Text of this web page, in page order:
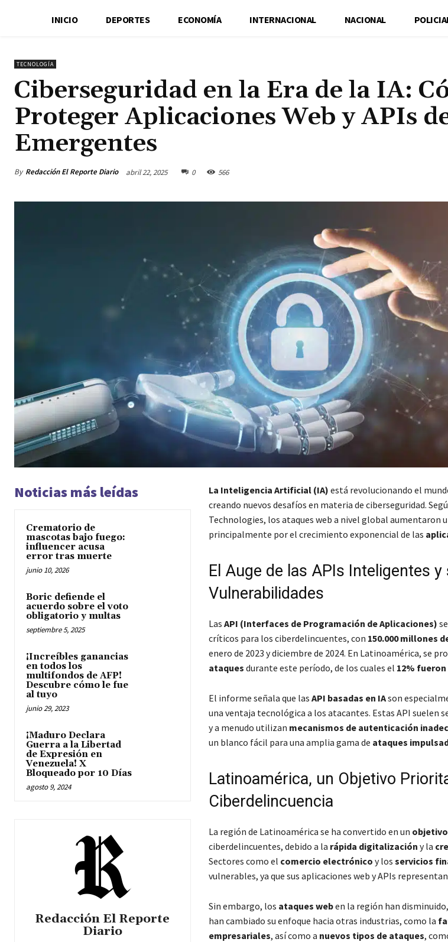
INICIO DEPORTES ECONOMÍA INTERNACIONAL NACIONAL
TECNOLOGÍA
Ciberseguridad en la Era de la IA:
Proteger Aplicaciones Web y APIs
Emergentes
By Redacción El Reporte Diario abril 22, 2025 0 566
Noticias más leídas
Crematorio de
mascotas bajo fuego:
influencer acusa
error tras muerte
junio 10, 2026
Boric defiende el
acuerdo sobre el voto
obligatorio y multas
septiembre 5, 2025
¡Increíbles ganancias
en todos los
multifondos de AFP!
Descubre cómo le fue
al tuyo
junio 29, 2023
¡Maduro Declara
Guerra a la Libertad
de Expresión en
Venezuela! X
Bloqueado por 10 Días
agosto 9, 2024
Redacción El Reporte
Diario
La Inteligencia Artificial (IA) está revolucionando el
creando nuevos desafíos en materia de ciberseguridad.
Technologies, los ataques web a nivel global aumentaron
principalmente por el crecimiento exponencial de las
El Auge de las APIs Inteligentes y
Vulnerabilidades
Las API (Interfaces de Programación de Aplicaciones)
críticos para los ciberdelincuentes, con 150.000 millones
enero de 2023 y diciembre de 2024. En Latinoamérica, se
ataques durante este período, de los cuales el 12%
El informe señala que las API basadas en IAson
una ventaja tecnológica a los atacantes. Estas API suelen
y a menudo utilizan mecanismos de autenticación
un blanco fácil para una amplia gama de ataques
Latinoamérica, un Objetivo
Ciberdelincuencia
La región de Latinoamérica se ha convertido en un
ciberdelincuentes, debido a la rápida digitalización y la
Sectores como el comercio electrónico y los servicios
vulnerables, ya que sus aplicaciones web y APIs representan
Sin embargo, los ataques weben la región han
han cambiado su enfoque hacia otras industrias, como la
empresariales, así como a nuevos tipos de ataques,